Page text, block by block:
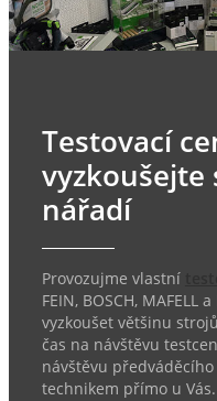
Testovací
vyzkoušejte
nářadí
Provozujme vlastní
FEIN, BOSCH, MAFELL
vyzkoušet většinu
čas na návštěvu
návštěvu
technikem přímo u Vás.